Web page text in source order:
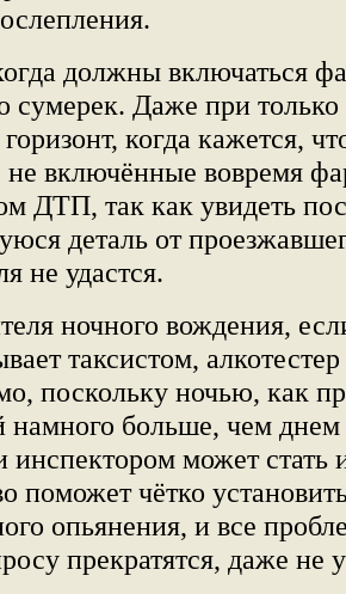
должны включаться
сумерек. Даже при
когда кажется,
не включённые вовремя
ДТП, так как увидеть
деталь от
не удастся.
ночного вождения,
таксистом,
поскольку ночью, как
намного больше, чем
инспектором может
поможет чётко
опьянения, и все
прекратятся, даже не